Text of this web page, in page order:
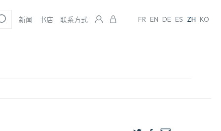
新闻 书店 联系方式 FR EN DE ES ZH KO